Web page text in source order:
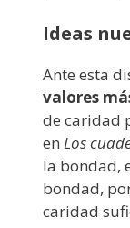
Ideas
Ante esta
valores
de caridad
en Los
la bondad,
bondad,
caridad